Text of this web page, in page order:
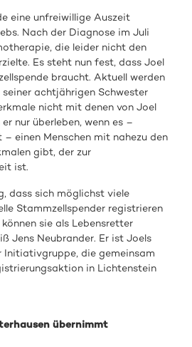
eine unfreiwillige Auszeit
Nach der Diagnose im Juli
die leider nicht den
Es steht nun fest, dass Joel
braucht. Aktuell werden
achtjährigen Schwester
nicht mit denen von Joel
nur überleben, wenn es –
einen Menschen mit nahezu den
gibt, der zur
ist.
dass sich möglichst viele
Stammzellspender registrieren
sie als Lebensretter
Jens Neubrander. Er ist Joels
Initiativgruppe, die gemeinsam
in Lichtenstein
übernimmt